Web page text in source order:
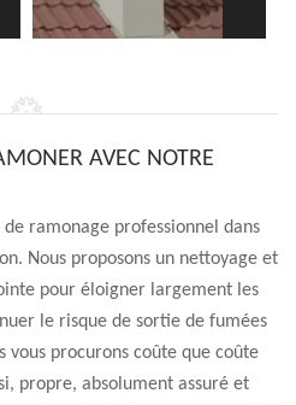
AVEC NOTRE
de ramonage professionnel dans
Nous proposons un nettoyage et
pour éloigner largement les
le risque de sortie de fumées
vous procurons coûte que coûte
propre, absolument assuré et